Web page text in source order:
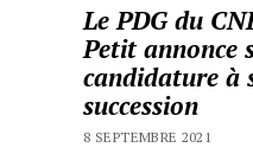
Le PDG du
Petit annonce
candidature à
succession
8 SEPTEMBRE 2021